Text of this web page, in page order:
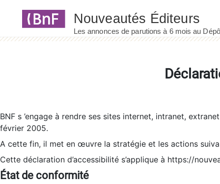
BNF s ’engage à rendre ses sites internet, intranet,
février 2005.
A cette fin, il met en œuvre la stratégie et les actions
Cette déclaration d’accessibilité s’applique à https://
État de conformité